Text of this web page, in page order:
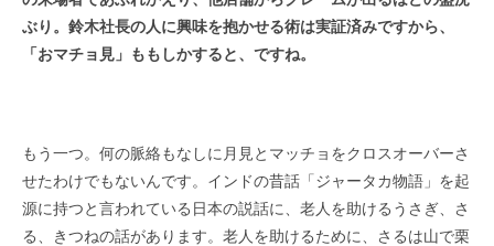
ぶり。鈴木社長の人に興味を抱かせる術は実証済みですから、
「おマチョ見」ももしかすると、ですね。
もう一つ。何の脈絡もなしに月見とマッチョをクロスオーバーさ
せたわけでもないんです。インドの昔話「ジャータカ物語」を起
源に持つと言われている日本の説話に、老人を助けるうさぎ、さ
る、きつねの話があります。老人を助けるために、さるは山で栗